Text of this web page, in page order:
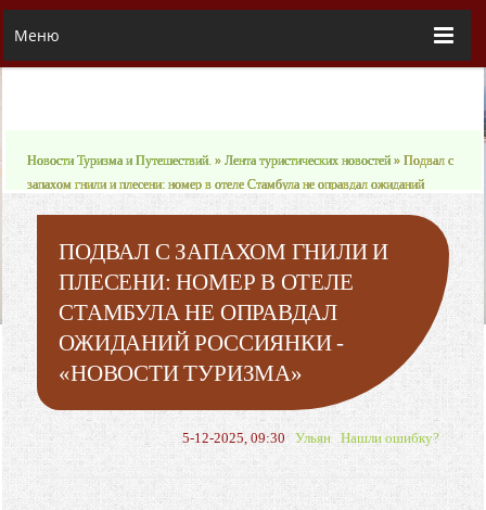
Меню
Новости Туризма и Путешествий. »Лента туристических новостей » Подвал с
запахом гнили и плесени: номер в отеле Стамбула не оправдал ожиданий
россиянки - «Новости Туризма»
ПОДВАЛ С ЗАПАХОМ ГНИЛИ И
ПЛЕСЕНИ: НОМЕР В ОТЕЛЕ
СТАМБУЛА НЕ ОПРАВДАЛ
ОЖИДАНИЙ РОССИЯНКИ -
«НОВОСТИ ТУРИЗМА»
5-12-2025, 09:30 Ульян Нашли ошибку?